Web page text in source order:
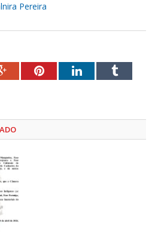
Pereira
Google+PinterestLinkedInTumblr